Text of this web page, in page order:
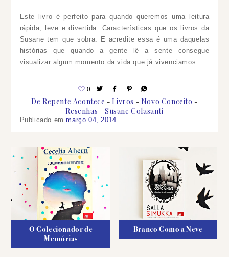
Este livro é perfeito para quando queremos uma leitura
rápida, leve e divertida. Características que os livros da
Susane tem que sobra. E acredite essa é uma daquelas
histórias que quando a gente lê a sente consegue
visualizar algum momento da vida que já vivenciamos.
0
De Repente Acontece Livros
Novo Conceito
Resenhas
Susane Colasanti
Publicado emmarço 04, 2014
O Colecionador de
Memórias
Branco Como a Neve